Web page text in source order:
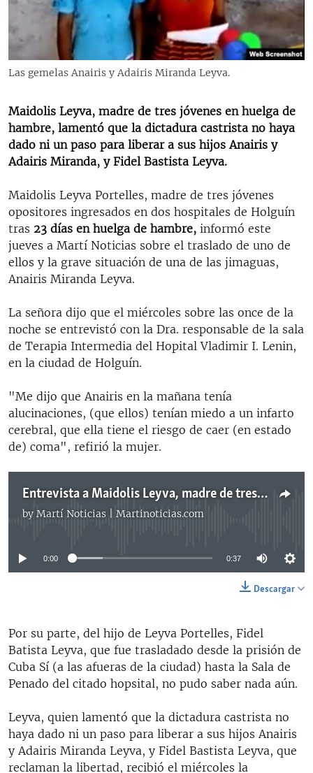
RADIO MARTÍ
ESPECIALES
ESPECIALES
SER VIEJO EN CUBA
KENTU-CUBANO
LOS SANTOS DE HIALEAH
DESINFORMACIÓN RUSA EN AMÉRICA LATINA
LA INVASIÓN DE RUSIA A UCRANIA
MULTIMEDIA
SÍGUENOS
Las gemelas Anairis y Adairis Miranda Leyva.
Maidolis Leyva, madre de tres jóvenes en huelga de
hambre, lamentó que la dictadura castrista no haya
dado ni un paso para liberar a sus hijos Anairis y
Adairis Miranda, y Fidel Bastista Leyva.
Maidolis Leyva Portelles, madre de tres jóvenes
opositores ingresados en dos hospitales de Holguín
tras 23 días en huelga de hambre, informó este
jueves a Martí Noticias sobre el traslado de uno de
ellos y la grave situación de una de las jimaguas,
Anairis Miranda Leyva.
La señora dijo que el miércoles sobre las once de la
noche se entrevistó con la Dra. responsable de la sala
de Terapia Intermedia del Hopital Vladimir I. Lenin,
en la ciudad de Holguín.
"Me dijo que Anairis en la mañana tenía
alucinaciones, (que ellos) tenían miedo a un infarto
cerebral, que ella tiene el riesgo de caer (en estado
de) coma", refirió la mujer.
Entrevista a Maidolis Leyva, madre de tres huelguistas de hambre en Holguín
by Martí Noticias | Martinoticias.com
No media source currently available
0:00 0:37
Descargar
Por su parte, del hijo de Leyva Portelles, Fidel
Batista Leyva, que fue trasladado desde la prisión de
Cuba Sí (a las afueras de la ciudad) hasta la Sala de
Penado del citado hopsital, no pudo saber nada aún.
Leyva, quien lamentó que la dictadura castrista no
haya dado ni un paso para liberar a sus hijos Anairis
y Adairis Miranda Leyva, y Fidel Bastista Leyva, que
reclaman la libertad, recibió el miércoles la